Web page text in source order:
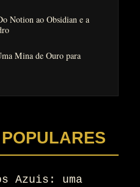
Notion ao Obsidian e a
Mina de Ouro para
Azuis: uma